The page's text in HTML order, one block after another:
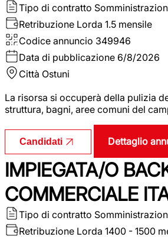
Tipo di contratto
Retribuzione Lorda 1.5 mensile
Codice annuncio 349946
Data di pubblicazione 6/8/2026
Città Ostuni
La risorsa si occuperà della pulizia
struttura, bagni, aree comuni del
Candidati Dettaglio
IMPIEGATA/O
COMMERCIALE
Tipo di contratto
Retribuzione Lorda 1400 - 1500